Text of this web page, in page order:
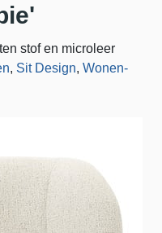
stof en microleer
, Sit Design, Wonen-